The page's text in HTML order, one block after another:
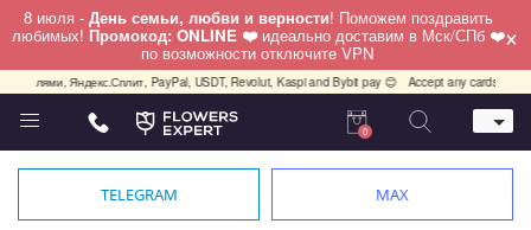
8 июля - День семьи, любви и верности! Поможем поздравить
любимых! Промокод: ONLINE ❤️ идеально доставим в Мск/СПб ❤️
по возможности отключите VPN ×
Яндекс.Сплит, PayPal, USDT, Revolut, Kaspi and Bybit pay 😊 Accept any cards any
Телефон
+7 (812) 425 36 05
0
TELEGRAM MAX